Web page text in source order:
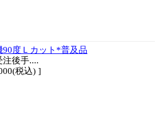
90度Ｌカット*普及品
注後手....
税込) ]